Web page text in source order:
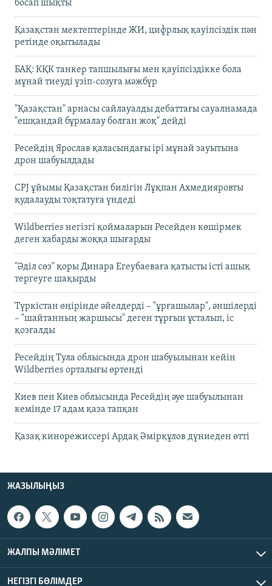
босап шықты
Қазақстан мектептерінде ЖИ, цифрлық қауіпсіздік пән
ретінде оқытылады
БАҚ: КҚК танкер тапшылығы мен қауіпсіздікке бола
мұнай тиеуді үзіп-созуға мәжбүр
"Қазақстан" арнасы сайлауалды дебаттағы сауалнамада
"ешқандай бұрмалау болған жоқ" дейді
Ресейдің Ярослав қаласындағы ірі мұнай зауытына
дрон шабуылдады
CPJ ұйымы Қазақстан билігін Лұқпан Ахмедияровты
қудалауды тоқтатуға үндеді
Wildberries негізгі қоймаларын Ресейден көшірмек
деген хабарды жоққа шығарды
"Әділ сөз" қоры Динара Егеубаеваға қатысты істі ашық
тергеуге шақырды
Түркістан өңірінде әйелдерді – "ұрғашылар", әншілерді
– "шайтанның жаршысы" деген тұрғын ұсталып, іс
қозғалды
Ресейдің Тула облысында дрон шабуылынан кейін
Wildberries орталығы өртенді
Киев пен Киев облысында Ресейдің әуе шабуылынан
кемінде 17 адам қаза тапқан
Қазақ кинорежиссері Ардақ Әмірқұлов дүниеден өтті
ЖАЗЫЛЫҢЫЗ
ЖАЛПЫ МӘЛІМЕТ
НЕГІЗГІ БӨЛІМДЕР